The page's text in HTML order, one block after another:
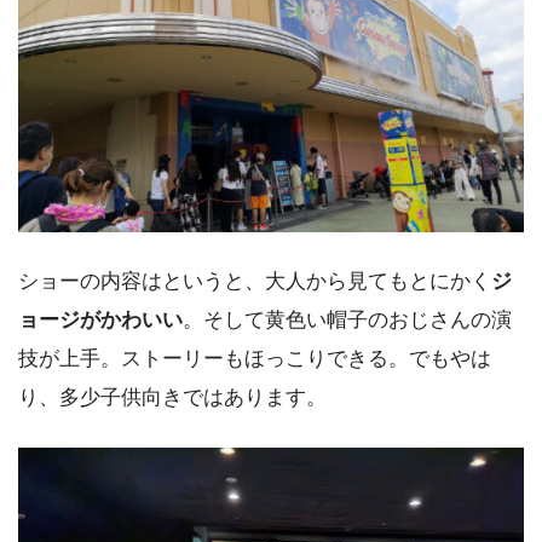
ショーの内容はというと、大人から見てもとにかく ジ
ョージがかわいい。そして黄色い帽子のおじさんの演
技が上手。ストーリーもほっこりできる。でもやは
り、多少子供向きではあります。